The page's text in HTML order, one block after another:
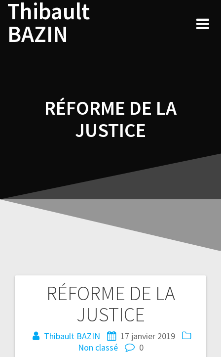
Skip
content
Thibault
BAZIN
RÉFORME DE LA
JUSTICE
RÉFORME DE LA
JUSTICE
Thibault BAZIN
17 janvier 2019
Non classé
0
Navigation
de